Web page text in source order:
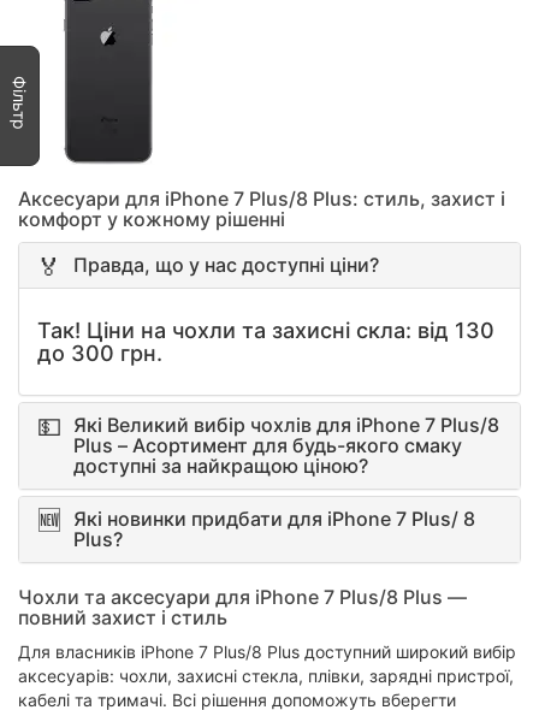
Аксесуари для iPhone 7 Plus/8 Plus: стиль, захист і
комфорт у кожному рішенні
Правда, що у нас доступні ціни?
Так! Ціни на чохли та захисні скла: від 130
до 300 грн.
Які Великий вибір чохлів для iPhone 7 Plus/8
Plus – Асортимент для будь-якого смаку
доступні за найкращою ціною?
Які новинки придбати для iPhone 7 Plus/ 8
Plus?
Чохли та аксесуари для iPhone 7 Plus/8 Plus —
повний захист і стиль
Для власників iPhone 7 Plus/8 Plus доступний широкий вибір
аксесуарів: чохли, захисні стекла, плівки, зарядні пристрої,
кабелі та тримачі. Всі рішення допоможуть вберегти
Фільтр